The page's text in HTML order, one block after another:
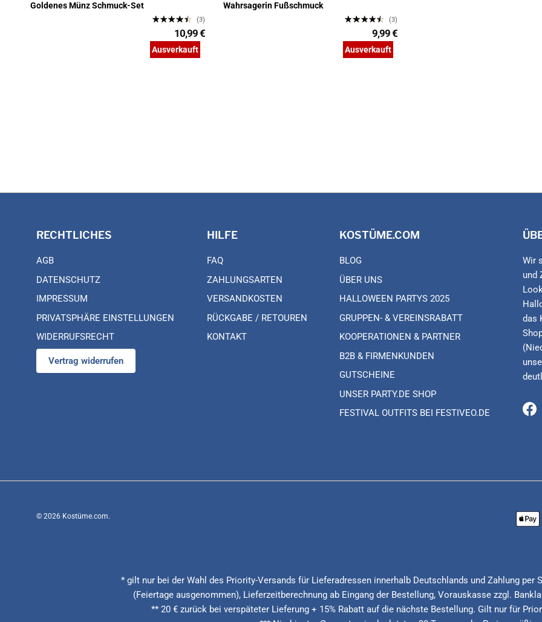
Goldenes Münz Schmuck-Set
(3)
10,99 €
Ausverkauft
Wahrsagerin Fußschmuck
(3)
9,99 €
Ausverkauft
RECHTLICHES
AGB
DATENSCHUTZ
IMPRESSUM
PRIVATSPHÄRE EINSTELLUNGEN
WIDERRUFSRECHT
Vertrag widerrufen
HILFE
FAQ
ZAHLUNGSARTEN
VERSANDKOSTEN
RÜCKGABE / RETOUREN
KONTAKT
KOSTÜME.COM
BLOG
ÜBER UNS
HALLOWEEN PARTYS 2025
GRUPPEN- & VEREINSRABATT
KOOPERATIONEN & PARTNER
B2B & FIRMENKUNDEN
GUTSCHEINE
UNSER PARTY.DE SHOP
FESTIVAL OUTFITS BEI FESTIVEO.DE
Wir
und
das
© 2026 Kostüme.com.
* gilt nur bei der Wahl des Priority-Versands für Lieferadressen innerhalb Deutschlands und Zahlung per
(Feiertage ausgenommen), Lieferzeitberechnung ab Eingang der Bestellung, Vorauskasse zzgl.
** 20 € zurück bei verspäteter Lieferung + 15% Rabatt auf die nächste Bestellung. Gilt nur für